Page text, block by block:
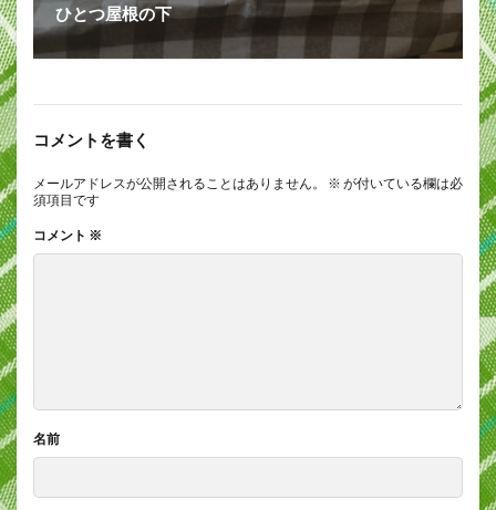
ひとつ屋根の下
コメントを書く
メールアドレスが公開されることはありません。 ※ が付いている欄は必
須項目です
コメント ※
名前